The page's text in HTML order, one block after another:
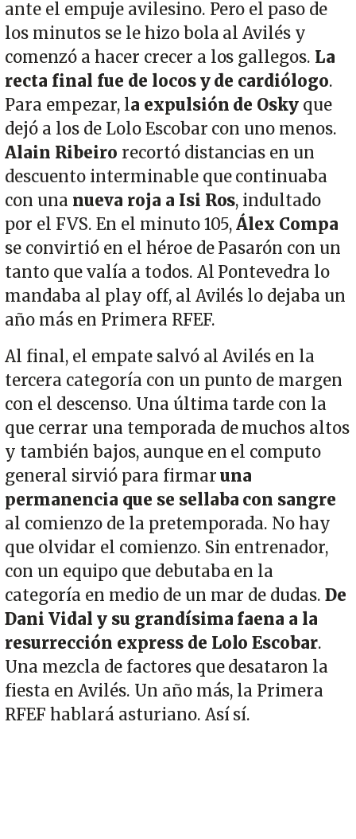
ante el empuje avilesino. Pero el paso de
los minutos se le hizo bola al Avilés y
comenzó a hacer crecer a los gallegos. La
recta final fue de locos y de cardiólogo.
Para empezar, la expulsión de Osky que
dejó a los de Lolo Escobar con uno menos.
Alain Ribeiro recortó distancias en un
descuento interminable que continuaba
con una nueva roja a Isi Ros, indultado
por el FVS. En el minuto 105,Álex Compa
se convirtió en el héroe de Pasarón con un
tanto que valía a todos. Al Pontevedra lo
mandaba al play off, al Avilés lo dejaba un
año más en Primera RFEF.
Al final, el empate salvó al Avilés en la
tercera categoría con un punto de margen
con el descenso. Una última tarde con la
que cerrar una temporada de muchos altos
y también bajos, aunque en el computo
general sirvió para firmaruna
permanencia que se sellaba con sangre
al comienzo de la pretemporada. No hay
que olvidar el comienzo. Sin entrenador,
con un equipo que debutaba en la
categoría en medio de un mar de dudas.De
Dani Vidal y su grandísima faena a la
resurrección express de Lolo Escobar.
Una mezcla de factores que desataron la
fiesta en Avilés. Un año más, la Primera
RFEF hablará asturiano. Así sí.